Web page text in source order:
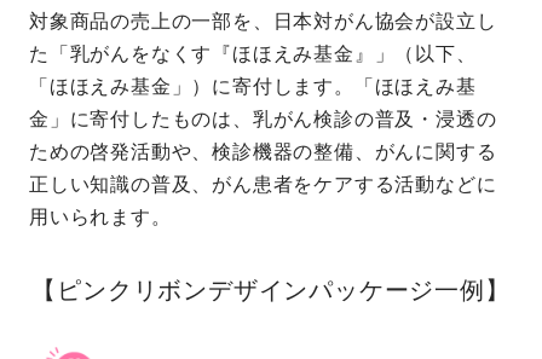
対象商品の売上の一部を、日本対がん協会が設立し
た「乳がんをなくす『ほほえみ基金』」（以下、
「ほほえみ基金」）に寄付します。「ほほえみ基
金」に寄付したものは、乳がん検診の普及・浸透の
ための啓発活動や、検診機器の整備、がんに関する
正しい知識の普及、がん患者をケアする活動などに
用いられます。
【ピンクリボンデザインパッケージ一例】